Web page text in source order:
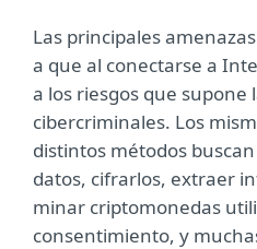
Las principales
a que al conectarse a
a los riesgos que supone
cibercriminales. Los
distintos métodos
datos, cifrarlos, extraer
minar criptomonedas
consentimiento, y